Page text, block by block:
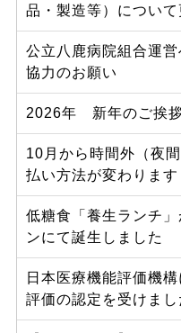
品・製造等）につい
公立八鹿病院組合運
協力のお願い
2026年 新年のご挨
10月から時間外（夜
払い方法が変わります
低糖食「養生ランチ
ンにて誕生しました
日本医療機能評価機
評価の認定を受けまし